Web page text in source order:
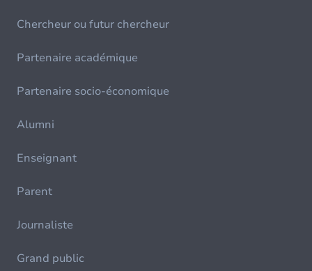
Chercheur ou futur chercheur
Partenaire académique
Partenaire socio-économique
Alumni
Enseignant
Parent
Journaliste
Grand public